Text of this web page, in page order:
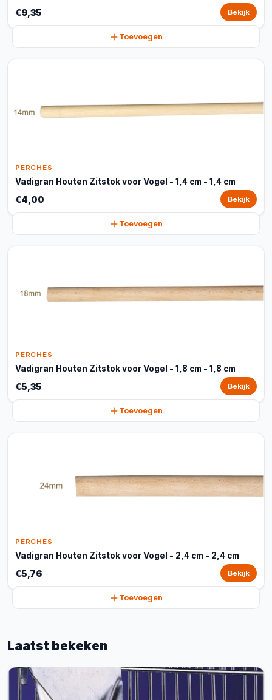
€9,35 Bekijk
Toevoegen
PERCHES
Vadigran Houten Zitstok voor Vogel - 1,4 cm - 1,4 cm
€4,00 Bekijk
Toevoegen
PERCHES
Vadigran Houten Zitstok voor Vogel - 1,8 cm - 1,8 cm
€5,35 Bekijk
Toevoegen
PERCHES
Vadigran Houten Zitstok voor Vogel - 2,4 cm - 2,4 cm
€5,76 Bekijk
Toevoegen
Laatst bekeken